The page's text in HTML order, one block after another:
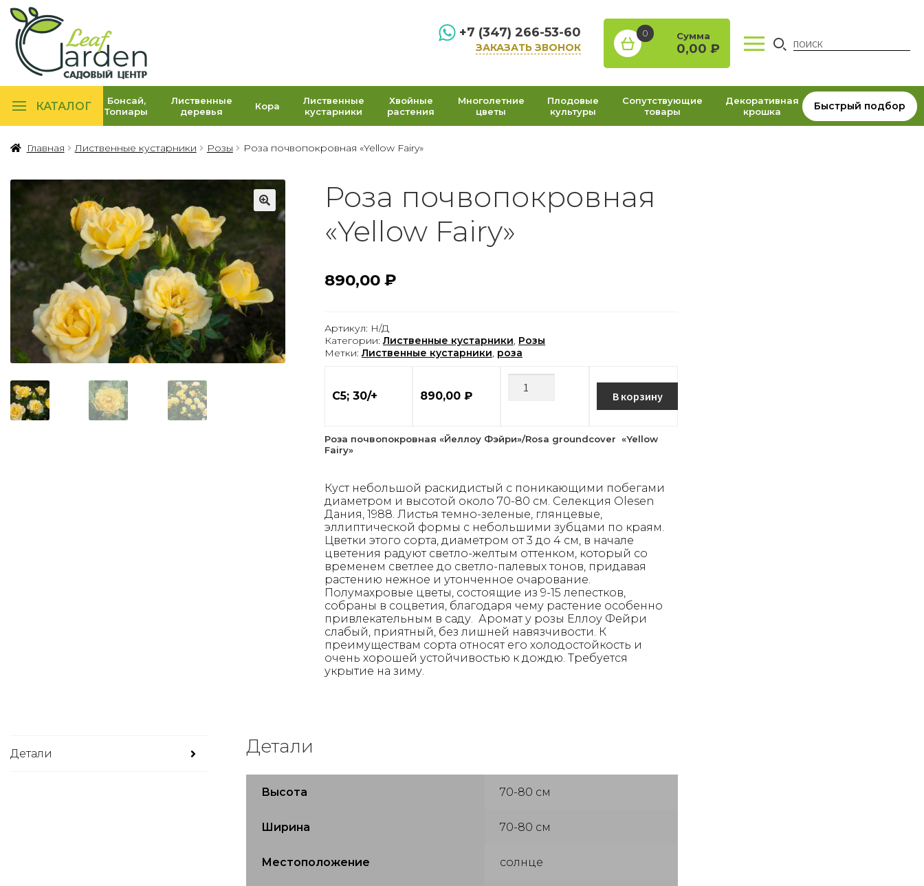
+7 (347) 266-53-60
ЗАКАЗАТЬ ЗВОНОК
0 Сумма
0,00₽
КАТАЛОГ
Бонсай,
Топиары
Лиственные
деревья
Кора
Лиственные
кустарники
Хвойные
растения
Многолетние
цветы
Плодовые
культуры
Сопутствующие
товары
Декоративная
крошка
Быстрый подбор
Главная Лиственные кустарники Розы Роза почвопокровная «Yellow Fairy»
Роза почвопокровная
«Yellow Fairy»
890,00₽
Артикул: Н/Д
Категории:Лиственные кустарники, Розы
Метки:Лиственные кустарники, роза
С5; 30/+ 890,00₽ В корзину
Роза почвопокровная «Йеллоу Фэйри»/Rosa groundcover «Yellow
Fairy»
Куст небольшой раскидистый с поникающими побегами
диаметром и высотой около 70-80 см. Селекция Olesen
Дания, 1988. Листья темно-зеленые, глянцевые,
эллиптической формы с небольшими зубцами по краям.
Цветки этого сорта, диаметром от 3 до 4 см, в начале
цветения радуют светло-желтым оттенком, который со
временем светлее до светло-палевых тонов, придавая
растению нежное и утонченное очарование.
Полумахровые цветы, состоящие из 9-15 лепестков,
собраны в соцветия, благодаря чему растение особенно
привлекательным в саду. Аромат у розы Еллоу Фейри
слабый, приятный, без лишней навязчивости. К
преимуществам сорта относят его холодостойкость и
очень хорошей устойчивостью к дождю. Требуется
укрытие на зиму.
Детали Детали
Высота 70-80 см
Ширина 70-80 см
Местоположение солнце